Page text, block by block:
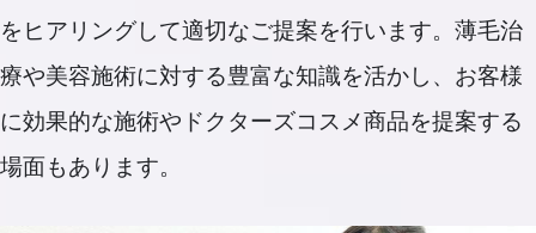
をヒアリングして適切なご提案を行います。薄毛治
療や美容施術に対する豊富な知識を活かし、お客様
に効果的な施術やドクターズコスメ商品を提案する
場面もあります。